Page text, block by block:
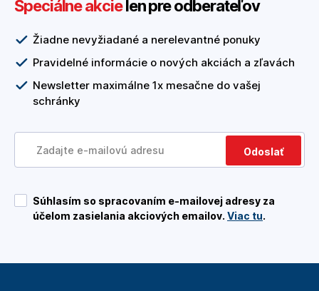
Špeciálne akcielen pre odberateľov
Žiadne nevyžiadané a nerelevantné ponuky
Pravidelné informácie o nových akciách a zľavách
Newsletter maximálne 1x mesačne do vašej
schránky
Odoslať
Súhlasím so spracovaním e-mailovej adresy za
účelom zasielania akciových emailov. Viac tu.